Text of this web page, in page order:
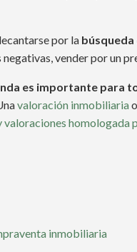
por la búsqueda
vender por un
es importante para
valoración inmobiliaria
homologada
inmobiliaria